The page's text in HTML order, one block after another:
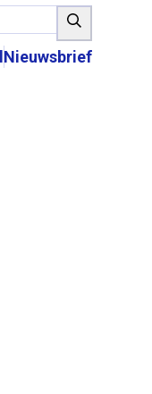
Nieuwsbrief
Zoeken